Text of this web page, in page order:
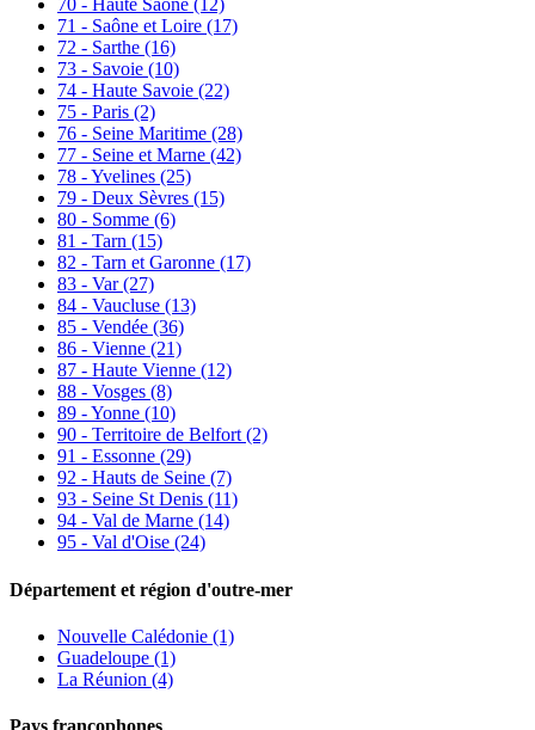
70 - Haute Saône (12)
71 - Saône et Loire (17)
72 - Sarthe (16)
73 - Savoie (10)
74 - Haute Savoie (22)
75 - Paris (2)
76 - Seine Maritime (28)
77 - Seine et Marne (42)
78 - Yvelines (25)
79 - Deux Sèvres (15)
80 - Somme (6)
81 - Tarn (15)
82 - Tarn et Garonne (17)
83 - Var(27)
84 - Vaucluse (13)
85 - Vendée (36)
86 - Vienne (21)
87 - Haute Vienne (12)
88 - Vosges (8)
89 - Yonne (10)
90 - Territoire de Belfort(2)
91 - Essonne (29)
92 - Hauts de Seine (7)
93 - Seine St Denis (11)
94 - Val de Marne (14)
95 - Val d'Oise (24)
Département et région d'outre-mer
Nouvelle Calédonie (1)
Guadeloupe (1)
La Réunion (4)